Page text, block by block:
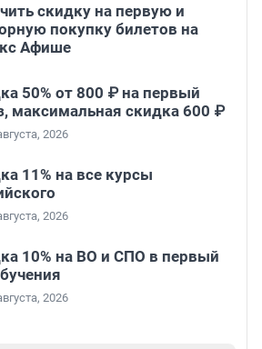
скидку на первую и
покупку билетов на
Афише
50% от 800 ₽ на первый
максимальная скидка 600 ₽
2026
11% на все курсы
2026
10% на ВО и СПО в первый
2026